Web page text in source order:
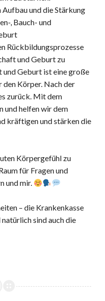
und die Stärkung
, Bauch- und
Rückbildungsprozesse
und Geburt zu
und Geburt ist eine große
den Körper. Nach der
zurück. Mit dem
und helfen wir dem
kräftigen und stärken die
Körpergefühl zu
für Fragen und
und mir.
– die Krankenkasse
natürlich sind auch die